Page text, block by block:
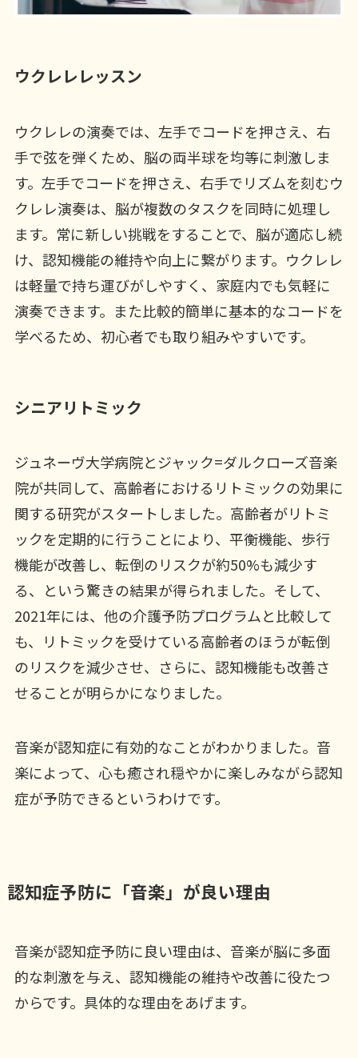
ウクレレレッスン
ウクレレの演奏では、左手でコードを押さえ、右
手で弦を弾くため、脳の両半球を均等に刺激しま
す。左手でコードを押さえ、右手でリズムを刻むウ
クレレ演奏は、脳が複数のタスクを同時に処理し
ます。常に新しい挑戦をすることで、脳が適応し続
け、認知機能の維持や向上に繋がります。ウクレレ
は軽量で持ち運びがしやすく、家庭内でも気軽に
演奏できます。また比較的簡単に基本的なコードを
学べるため、初心者でも取り組みやすいです。
シニアリトミック
ジュネーヴ大学病院とジャック=ダルクローズ音楽
院が共同して、高齢者におけるリトミックの効果に
関する研究がスタートしました。高齢者がリトミ
ックを定期的に行うことにより、平衡機能、歩行
機能が改善し、転倒のリスクが約50%も減少す
る、という驚きの結果が得られました。そして、
2021年には、他の介護予防プログラムと比較して
も、リトミックを受けている高齢者のほうが転倒
のリスクを減少させ、さらに、認知機能も改善さ
せることが明らかになりました。
音楽が認知症に有効的なことがわかりました。音
楽によって、心も癒され穏やかに楽しみながら認知
症が予防できるというわけです。
認知症予防に「音楽」が良い理由
音楽が認知症予防に良い理由は、音楽が脳に多面
的な刺激を与え、認知機能の維持や改善に役たつ
からです。具体的な理由をあげます。